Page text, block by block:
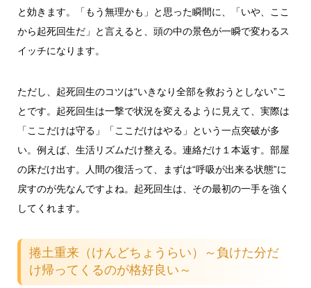
と効きます。「もう無理かも」と思った瞬間に、「いや、ここ
から起死回生だ」と言えると、頭の中の景色が一瞬で変わるス
イッチになります。
ただし、起死回生のコツは“いきなり全部を救おうとしない”こ
とです。起死回生は一撃で状況を変えるように見えて、実際は
「ここだけは守る」「ここだけはやる」という一点突破が多
い。例えば、生活リズムだけ整える。連絡だけ１本返す。部屋
の床だけ出す。人間の復活って、まずは“呼吸が出来る状態”に
戻すのが先なんですよね。起死回生は、その最初の一手を強く
してくれます。
捲土重来（けんどちょうらい）～負けた分だ
け帰ってくるのが格好良い～